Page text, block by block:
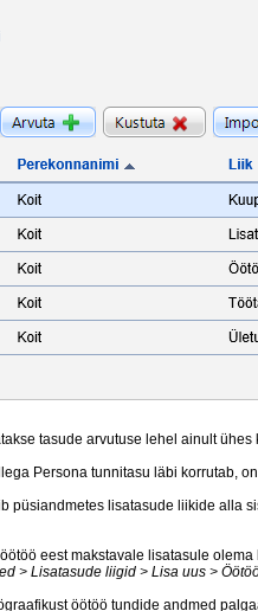
tasude arvutuse lehel ainult
Persona tunnitasu läbi korrutab,
püsiandmetes lisatasude liikide alla
eest makstavale lisatasule olema
> Lisatasude liigid > Lisa uus >
öötöö tundide andmed